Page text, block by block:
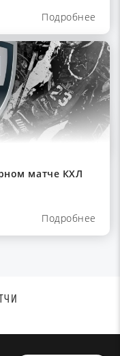
Подробнее
матче КХЛ
Подробнее